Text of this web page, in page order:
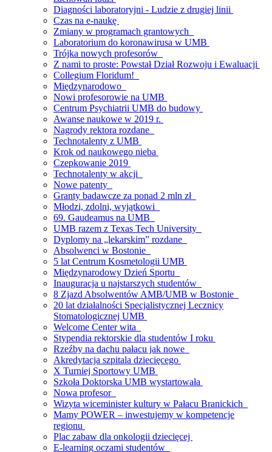
Diagności laboratoryjni - Ludzie z drugiej linii
Czas na e-naukę
Zmiany w programach grantowych
Laboratorium do koronawirusa w UMB
Trójka nowych profesorów
Z nami to proste: Powstał Dział Rozwoju i Ewaluacji
Collegium Floridum!
Międzynarodowo
Nowi profesorowie na UMB
Centrum Psychiatrii UMB do budowy
Awanse naukowe w 2019 r.
Nagrody rektora rozdane
Technotalenty z UMB
Krok od naukowego nieba
Czepkowanie 2019
Technotalenty w akcji
Nowe patenty
Granty badawcze za ponad 2 mln zł
Młodzi, zdolni, wyjątkowi
69. Gaudeamus na UMB
UMB razem z Texas Tech University
Dyplomy na „lekarskim” rozdane
Absolwenci w Bostonie
5 lat Centrum Kosmetologii UMB
Międzynarodowy Dzień Sportu
Inauguracja u najstarszych studentów
8 Zjazd Absolwentów AMB/UMB w Bostonie
20 lat działalności Specjalistycznej Lecznicy
Stomatologicznej UMB
Welcome Center wita
Stypendia rektorskie dla studentów I roku
Rzeźby na dachu pałacu jak nowe
Akredytacja szpitala dziecięcego
X Turniej Sportowy UMB
Szkoła Doktorska UMB wystartowała
Nowa profesor
Wizyta wiceminister kultury w Pałacu Branickich
Mamy POWER – inwestujemy w kompetencje
regionu
Plac zabaw dla onkologii dziecięcej
E-learning oczami studentów